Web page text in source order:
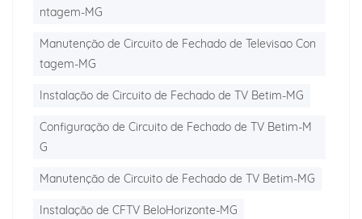
ntagem-MG
Manutenção de Circuito de Fechado de Televisao Con
tagem-MG
Instalação de Circuito de Fechado de TV Betim-MG
Configuração de Circuito de Fechado de TV Betim-M
G
Manutenção de Circuito de Fechado de TV Betim-MG
Instalação de CFTV BeloHorizonte-MG